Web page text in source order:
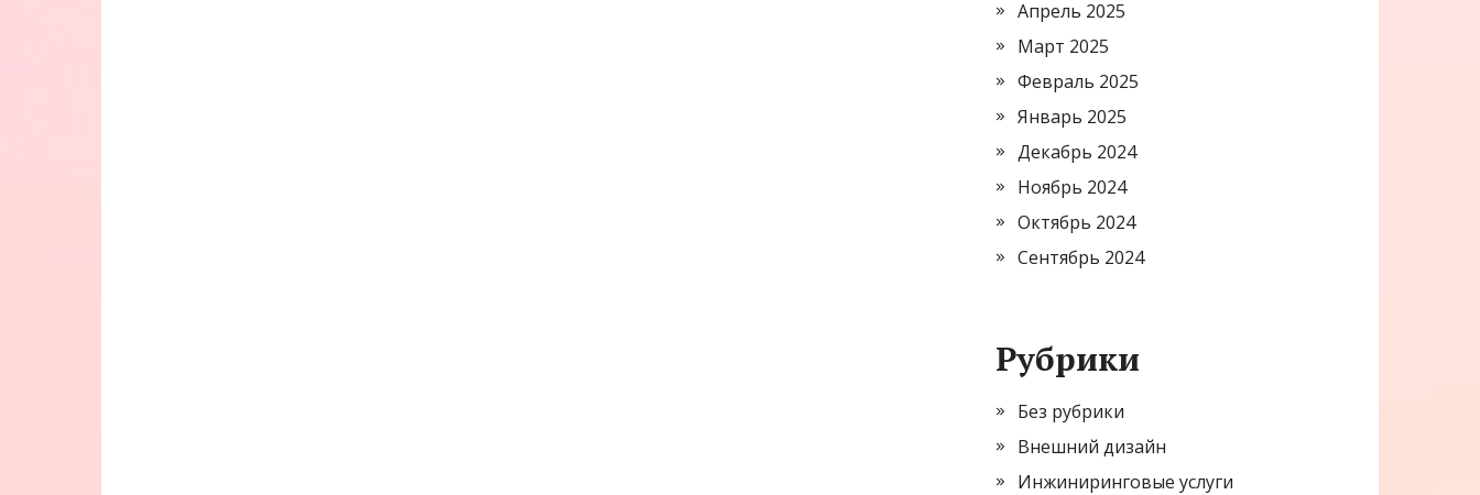
Апрель 2025
Март 2025
Февраль 2025
Январь 2025
Декабрь 2024
Ноябрь 2024
Октябрь 2024
Сентябрь 2024
Рубрики
Без рубрики
Внешний дизайн
Инжиниринговые услуги